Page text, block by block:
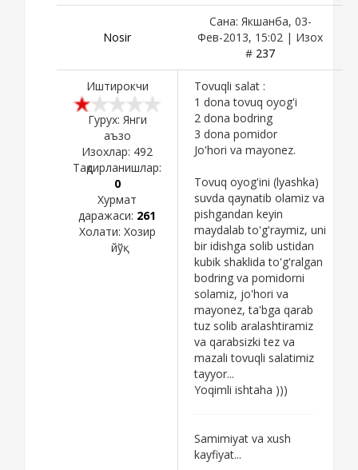
Nosir
Сана: Якшанба, 03-
Фев-2013, 15:02 | Изох
# 237
Иштирокчи
Гурух: Янги
аъзо
Изохлар: 492
Тақдирланишлар:
0
Хурмат
даражаси: 261
Холати: Хозир
йўқ
Tovuqli salat :
1 dona tovuq oyog'i
2 dona bodring
3 dona pomidor
Jo'hori va mayonez.
Tovuq oyog'ini (lyashka)
suvda qaynatib olamiz va
pishgandan keyin
maydalab to'g'raymiz, uni
bir idishga solib ustidan
kubik shaklida to'g'ralgan
bodring va pomidorni
solamiz, jo'hori va
mayonez, ta'bga qarab
tuz solib aralashtiramiz
va qarabsizki tez va
mazali tovuqli salatimiz
tayyor...
Yoqimli ishtaha )))
Samimiyat va xush
kayfiyat...